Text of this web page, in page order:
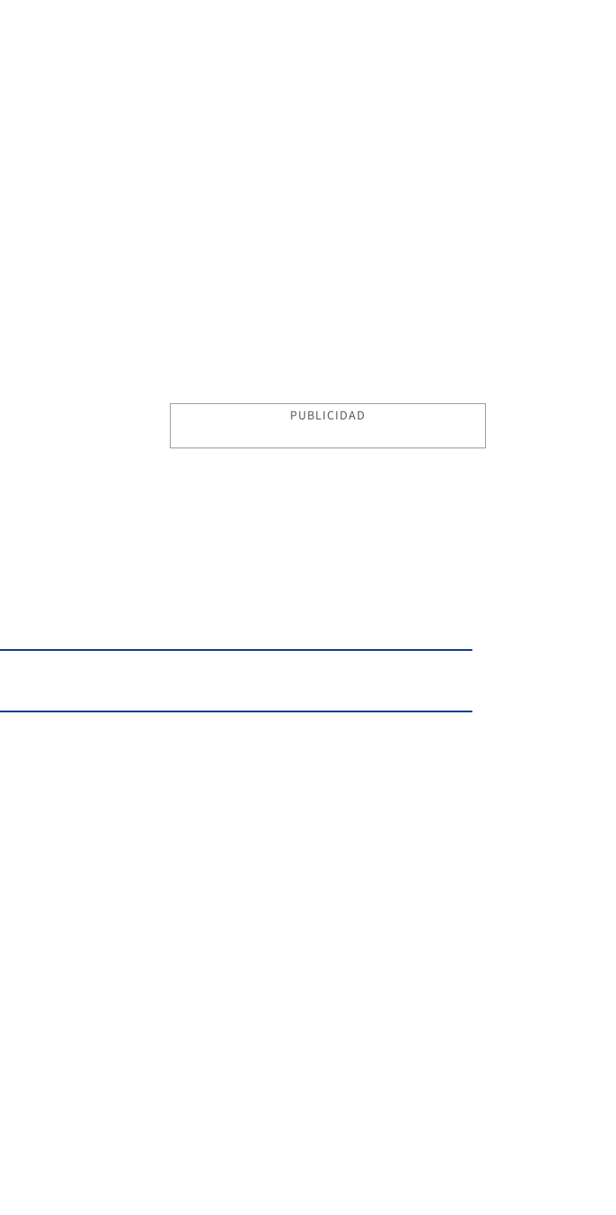
PUBLICIDAD